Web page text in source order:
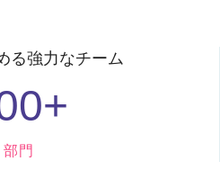
る強力なチーム
+
部門